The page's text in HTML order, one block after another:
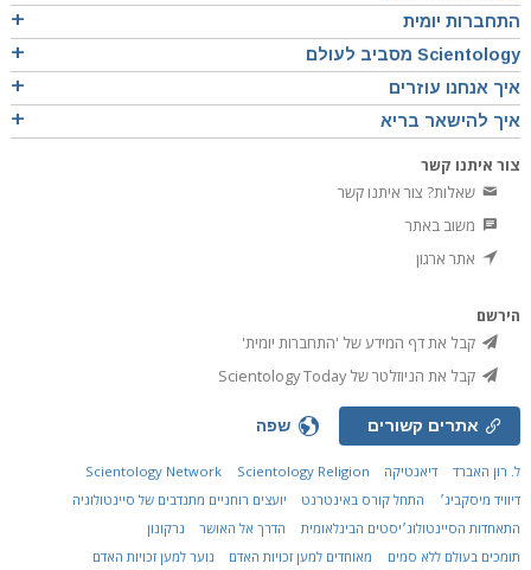
התחברות יומית
Scientology מסביב לעולם
איך אנחנו עוזרים
איך להישאר בריא
צור איתנו קשר
שאלות? צור איתנו קשר
משוב באתר
אתר ארגון
הירשם
קבל את דף המידע של 'התחברות יומית'
קבל את הניוזלטר של Scientology Today
אתרים קשורים שפה
ל. רון האברד דיאנטיקה Scientology Network
Scientology Religion
דיוויד מיסקביג׳
התחל קורס באינטרנט
יועצים רוחניים מתנדבים של סיינטולוגיה
התאחדות הסיינטולוג׳יסטים הבינלאומית
הדרך אל האושר
נרקונון
תומכים בעולם ללא סמים
מאוחדים למען זכויות האדם נוער למען זכויות האדם